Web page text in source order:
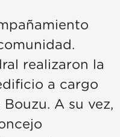
realizaron la
a cargo
A su vez,